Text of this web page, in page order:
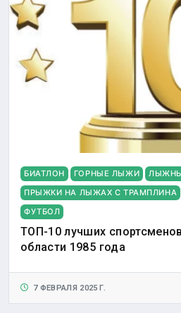
БИАТЛОН ГОРНЫЕ ЛЫЖИ
ПРЫЖКИ НА ЛЫЖАХ С ТРАМПЛИНА
ФУТБОЛ
ТОП-10 лучших
области 1985 года
7 ФЕВРАЛЯ 2025 Г.